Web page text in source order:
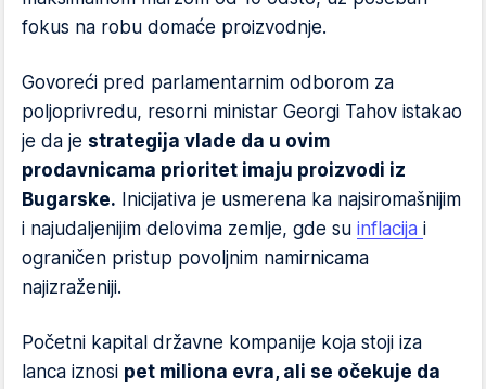
fokus na robu domaće proizvodnje.
Govoreći pred parlamentarnim odborom za
poljoprivredu, resorni ministar Georgi Tahov istakao
je da je strategija vlade da u ovim
prodavnicama prioritet imaju proizvodi iz
Bugarske. Inicijativa je usmerena ka najsiromašnijim
i najudaljenijim delovima zemlje, gde su inflacija i
ograničen pristup povoljnim namirnicama
najizraženiji.
Početni kapital državne kompanije koja stoji iza
lanca iznosi pet miliona evra, ali se očekuje da